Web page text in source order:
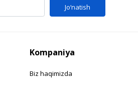
Jo‘natish
Kompaniya
Biz haqimizda